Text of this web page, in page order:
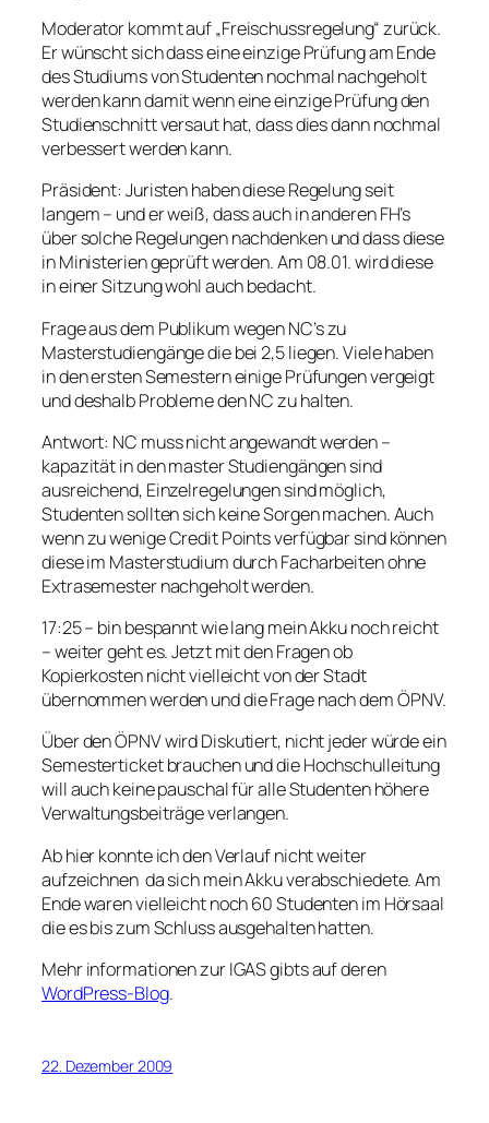
Moderator kommt auf „Freischussregelung“ zurück.
Er wünscht sich dass eine einzige Prüfung am Ende
des Studiums von Studenten nochmal nachgeholt
werden kann damit wenn eine einzige Prüfung den
Studienschnitt versaut hat, dass dies dann nochmal
verbessert werden kann.
Präsident: Juristen haben diese Regelung seit
langem – und er weiß, dass auch in anderen FH’s
über solche Regelungen nachdenken und dass diese
in Ministerien geprüft werden. Am 08.01. wird diese
in einer Sitzung wohl auch bedacht.
Frage aus dem Publikum wegen NC’s zu
Masterstudiengänge die bei 2,5 liegen. Viele haben
in den ersten Semestern einige Prüfungen vergeigt
und deshalb Probleme den NC zu halten.
Antwort: NC muss nicht angewandt werden –
kapazität in den master Studiengängen sind
ausreichend, Einzelregelungen sind möglich,
Studenten sollten sich keine Sorgen machen. Auch
wenn zu wenige Credit Points verfügbar sind können
diese im Masterstudium durch Facharbeiten ohne
Extrasemester nachgeholt werden.
17:25 – bin bespannt wie lang mein Akku noch reicht
– weiter geht es. Jetzt mit den Fragen ob
Kopierkosten nicht vielleicht von der Stadt
übernommen werden und die Frage nach dem ÖPNV.
Über den ÖPNV wird Diskutiert, nicht jeder würde ein
Semesterticket brauchen und die Hochschulleitung
will auch keine pauschal für alle Studenten höhere
Verwaltungsbeiträge verlangen.
Ab hier konnte ich den Verlauf nicht weiter
aufzeichnen da sich mein Akku verabschiedete. Am
Ende waren vielleicht noch 60 Studenten im Hörsaal
die es bis zum Schluss ausgehalten hatten.
Mehr informationen zur IGAS gibts auf deren
WordPress-Blog.
22. Dezember 2009